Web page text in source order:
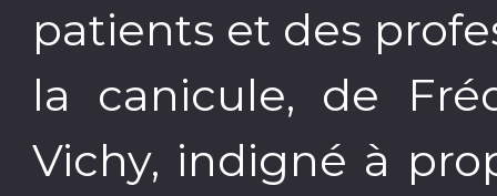
patients et des
la canicule, de
Vichy, indigné à